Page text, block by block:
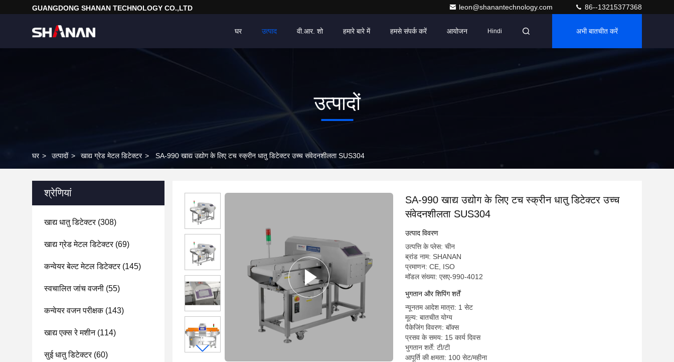
GUANGDONG SHANAN TECHNOLOGY CO.,LTD leon@shanantechnology.com 86--13215377368
घर उत्पाद वी.आर. शो हमारे बारे में हमसे संपर्क करें आयोजन Hindi अभी बातचीत करें
उत्पादों
घर > उत्पादों > खाद्य ग्रेड मेटल डिटेक्टर > SA-990 खाद्य उद्योग के लिए टच स्क्रीन धातु डिटेक्टर उच्च संवेदनशीलता SUS304
श्रेणियां
खाद्य धातु डिटेक्टर(308)
खाद्य ग्रेड मेटल डिटेक्टर(69)
कन्वेयर बेल्ट मेटल डिटेक्टर(145)
स्वचालित जांच वजनी (55)
कन्वेयर वजन परीक्षक(143)
खाद्य एक्स रे मशीन(114)
सुई धातु डिटेक्टर(60)
SA-990 खाद्य उद्योग के लिए टच स्क्रीन धातु डिटेक्टर उच्च
संवेदनशीलता SUS304
उत्पाद विवरण
उत्पत्ति के प्लेस: चीन
ब्रांड नाम: SHANAN
प्रमाणन: CE, ISO
मॉडल संख्या: एसए-990-4012
भुगतान और शिपिंग शर्तें
न्यूनतम आदेश मात्रा: 1 सेट
मूल्य: बातचीत योग्य
पैकेजिंग विवरण: बॉक्स
प्रसव के समय: 15 कार्य दिवस
भुगतान शर्तें: टी/टी
आपूर्ति की क्षमता: 100 सेट/महीना